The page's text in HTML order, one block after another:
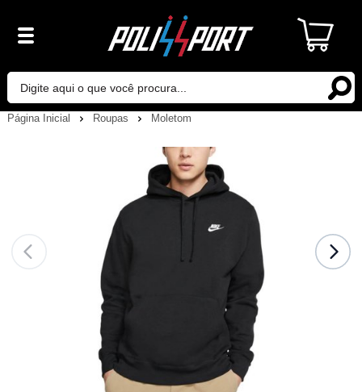
Página Inicial Roupas Moletom